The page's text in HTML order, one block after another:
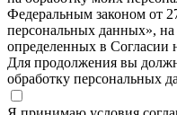
Федеральным законом от
персональных данных», на
определенных в Согласии
Для продолжения вы
обработку персональных